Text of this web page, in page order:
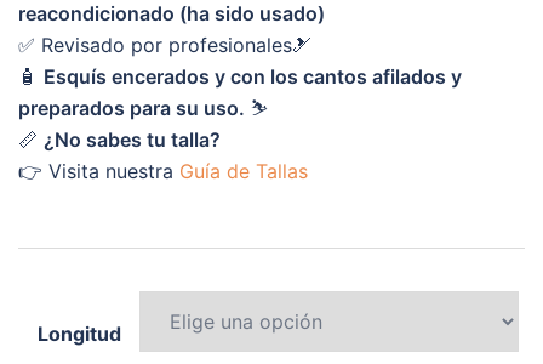
reacondicionado (ha sido usado)
✅ Revisado por profesionales🎿
🧴 Esquís encerados y con los cantos afilados y
preparados para su uso. ⛷️
📏 ¿No sabes tu talla?
👉 Visita nuestra Guía de Tallas
Longitud